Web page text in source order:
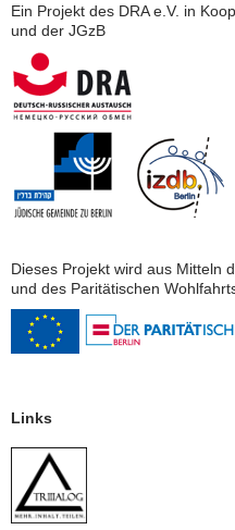
Ein Projekt des DRA e.V. in
und der JGzB
Dieses Projekt wird aus Mitteln
und des Paritätischen
Links